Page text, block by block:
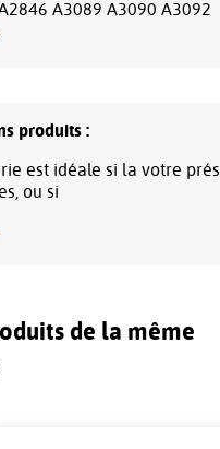
A3089 A3090 A3092
produits :
est idéale si la votre
ou si
de la même